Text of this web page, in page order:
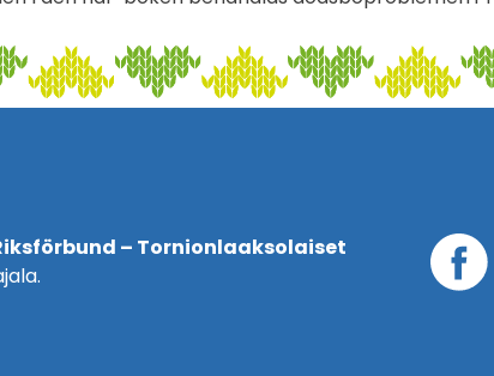
– Tornionlaaksolaiset